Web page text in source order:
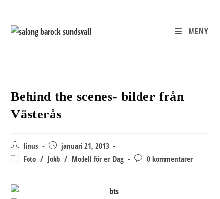
innehållet
MENY
Behind the scenes- bilder från
Västerås
Inläggsförfattare:
linus
Inlägget
publicerat:
januari 21, 2013
Inläggskategori:
Foto / Jobb / Modell för en Dag
Kommentarer
0 kommentarer